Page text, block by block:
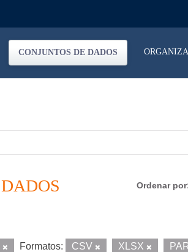
CONJUNTOS DE DADOS
Ordenar por
Formatos: CSV XLSX